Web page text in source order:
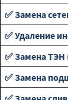
✅ Замена
✅ Удаление
✅ Замена ТЭН
✅ Замена